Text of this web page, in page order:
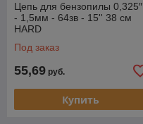
Цепь для бензопилы 0,325″
- 1,5мм - 64зв - 15'' 38 см
HARD
Под заказ
55,69 руб.
Купить